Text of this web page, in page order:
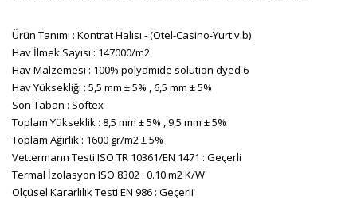
Ürün Tanımı : Kontrat Halısı - (Otel-Casino-Yurt v.b)
Hav İlmek Sayısı : 147000/m2
Hav Malzemesi : 100% polyamide solution dyed 6
Hav Yüksekliği : 5,5 mm ± 5% , 6,5 mm ± 5%
Son Taban : Softex
Toplam Yükseklik : 8,5 mm ± 5% , 9,5 mm ± 5%
Toplam Ağırlık : 1600 gr/m2 ± 5%
Vettermann Testi ISO TR 10361/EN 1471 : Geçerli
Termal İzolasyon ISO 8302 : 0.10 m2 K/W
Ölçüsel Kararlılık Testi EN 986 : Geçerli